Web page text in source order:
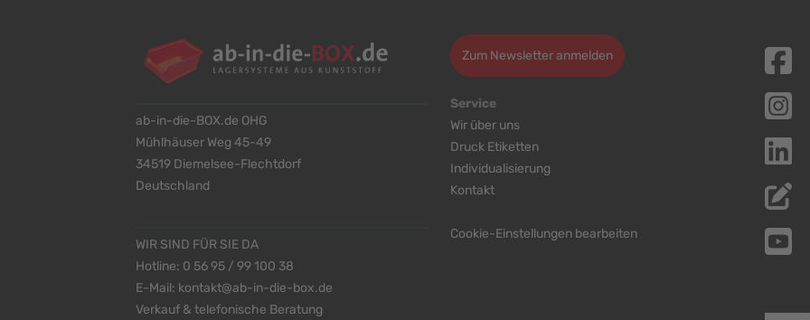
ab-in-die-BOX.de OHG
Mühlhäuser Weg 45-49
34519 Diemelsee-Flechtdorf
Deutschland
WIR SIND FÜR SIE DA
Hotline: 0 56 95 / 99 100 38
E-Mail: kontakt@ab-in-die-box.de
Verkauf & telefonische Beratung
Zum Newsletter anmelden
Service
Wir über uns
Druck Etiketten
Individualisierung
Kontakt
Cookie-Einstellungen bearbeiten